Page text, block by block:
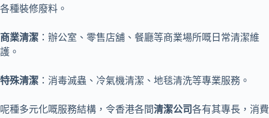
各種裝修廢料。
商業清潔 ：辦公室、零售店舖、餐廳等商業場所嘅日常清潔維
護。
特殊清潔 ：消毒滅蟲、冷氣機清潔、地毯清洗等專業服務。
呢種多元化嘅服務結構，令香港各間清潔公司各有其專長，消費